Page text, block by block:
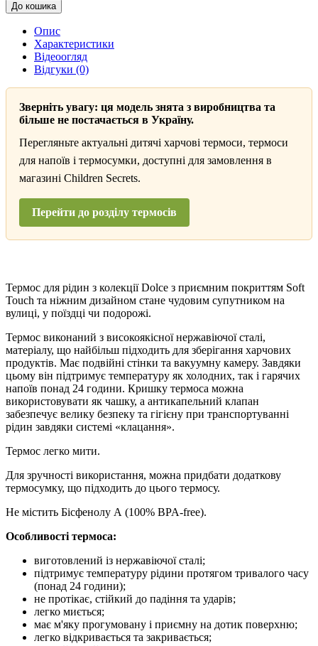
До кошика
Опис
Характеристики
Відеоогляд
Відгуки (0)
Зверніть увагу: ця модель знята з виробництва та
більше не постачається в Україну.
Перегляньте актуальні дитячі харчові термоси, термоси
для напоїв і термосумки, доступні для замовлення в
магазині Children Secrets.
Перейти до розділу термосів
Термос для рідин з колекції Dolce з приємним покриттям Soft
Touch та ніжним дизайном стане чудовим супутником на
вулиці, у поїздці чи подорожі.
Термос виконаний з високоякісної нержавіючої сталі,
матеріалу, що найбільш підходить для зберігання харчових
продуктів. Має подвійні стінки та вакуумну камеру. Завдяки
цьому він підтримує температуру як холодних, так і гарячих
напоїв понад 24 години. Кришку термоса можна
використовувати як чашку, а антикапельний клапан
забезпечує велику безпеку та гігієну при транспортуванні
рідин завдяки системі «клацання».
Термос легко мити.
Для зручності використання, можна придбати додаткову
термосумку, що підходить до цього термосу.
Не містить Бісфенолу А (100% BPA-free).
Особливості термоса:
виготовлений із нержавіючої сталі;
підтримує температуру рідини протягом тривалого часу
(понад 24 години);
не протікає, стійкий до падіння та ударів;
легко миється;
має м'яку прогумовану і приємну на дотик поверхню;
легко відкривається та закривається;